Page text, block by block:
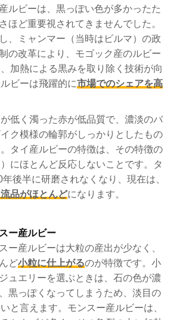
ルビーは、黒っぽい色が多かったた
ほど重要視されてきませんでした。
、ミャンマー（当時はビルマ）の政
の改革により、モゴック産のルビー
加熱による黒みを取り除く技術が向
ビーは飛躍的に市場でのシェアを高
低く濁った赤が低品質で、濃淡のバ
ク模様の輪郭がしっかりとしたもの
タイ産ルビーの特徴は、その特徴の
にほとんど反応しないことです。タ
後半に研磨されなくなり、現在は、
品がほとんどになります。
ー産ルビー
ー産ルビーは大粒の産出が少なく、
ど小粒に仕上がるのが特徴です。小
ュエリーを選ぶときは、石の色が濃
黒っぽくなってしまうため、淡目の
と言えます。モンスー産ルビーは、